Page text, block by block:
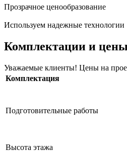
Прозрачное ценообразование
Используем надежные технологии
Комплектации и цены
Уважаемые клиенты! Цены на
Комплектация
Подготовительные работы
Высота этажа